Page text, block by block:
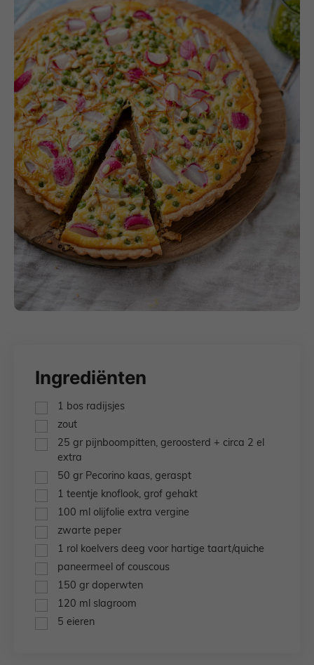
Ingrediënten
▢1 bos radijsjes
▢
zout
▢
25 gr pijnboompitten, geroosterd + circa 2 el
extra
▢
50 gr Pecorino kaas, geraspt
▢1 teentje knoflook, grof gehakt
▢100 ml olijfolie extra vergine
▢
zwarte peper
▢1 rol koelvers deeg voor hartige taart/quiche
▢
paneermeel of couscous
▢150 gr doperwten
▢120 ml slagroom
▢
5 eieren